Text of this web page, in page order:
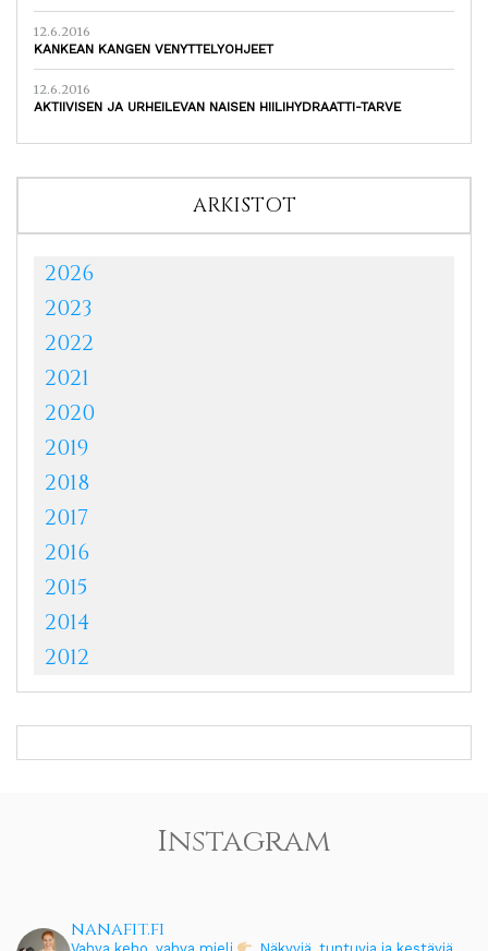
12.6.2016
KANKEAN KANGEN VENYTTELYOHJEET
12.6.2016
AKTIIVISEN JA URHEILEVAN NAISEN HIILIHYDRAATTI-TARVE
ARKISTOT
2026
2023
2022
2021
2020
2019
2018
2017
2016
2015
2014
2012
Instagram
nanafit.fi